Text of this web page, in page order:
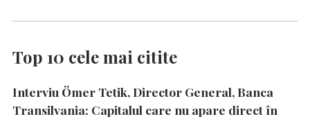
Top 10 cele mai citite
Interviu Ömer Tetik, Director General, Banca
Transilvania: Capitalul care nu apare direct în